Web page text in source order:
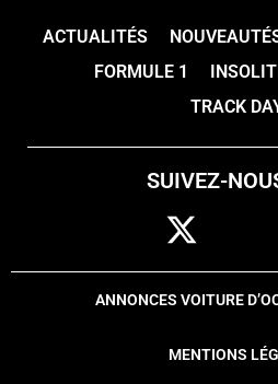
ACTUALITÉS
FORMULE 1
TRACK
SUIVEZ-
ANNONCES VOITURE
MENTIONS